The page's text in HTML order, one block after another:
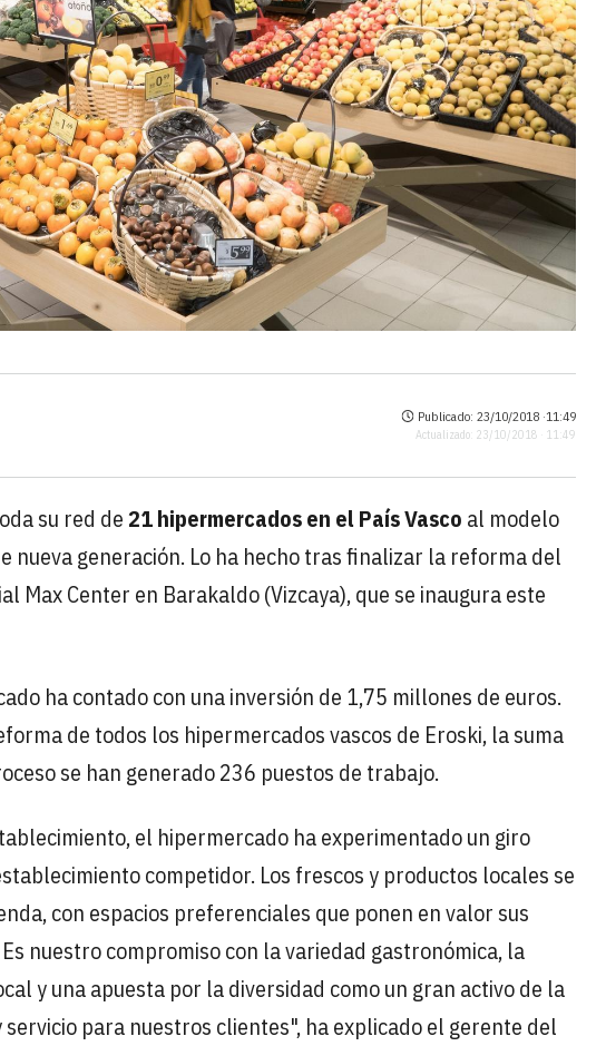
Publicado: 23/10/2018 ·11:49
Actualizado: 23/10/2018 · 11:49
su red de21 hipermercados en el País Vasco al modelo
nueva generación. Lo ha hecho tras finalizar la reforma del
Max Center en Barakaldo (Vizcaya), que se inaugura este
ha contado con una inversión de 1,75 millones de euros.
de todos los hipermercados vascos de Eroski, la suma
se han generado 236 puestos de trabajo.
el hipermercado ha experimentado un giro
competidor. Los frescos y productos locales se
con espacios preferenciales que ponen en valor sus
nuestro compromiso con la variedad gastronómica, la
y una apuesta por la diversidad como un gran activo de la
para nuestros clientes", ha explicado el gerente del